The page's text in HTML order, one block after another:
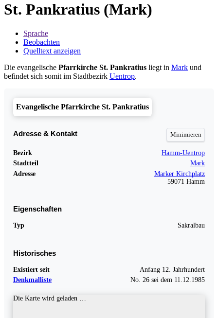
St. Pankratius (Mark)
Sprache
Beobachten
Quelltext anzeigen
Die evangelische Pfarrkirche St. Pankratius liegt in Mark und
befindet sich somit im Stadtbezirk Uentrop.
Evangelische Pfarrkirche St. Pankratius
Adresse & Kontakt
Bezirk
Hamm-Uentrop
Stadtteil
Mark
Adresse
Marker Kirchplatz
59071 Hamm
Eigenschaften
Typ Sakralbau
Historisches
Existiert seit
Anfang 12. Jahrhundert
Denkmalliste
No. 26 sei dem 11.12.1985
Die Karte wird geladen …